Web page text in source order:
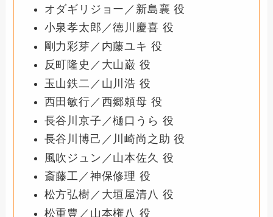
オダギリジョー／新島襄 役
小泉孝太郎／徳川慶喜 役
剛力彩芽／内藤ユキ 役
反町隆史／大山巌 役
玉山鉄二／山川浩 役
西田敏行／西郷頼母 役
長谷川京子／樋口うら 役
長谷川博己／川崎尚之助 役
風吹ジュン／山本佐久 役
斎藤工／神保修理 役
松方弘樹／大垣屋清八 役
松重豊／山本権八 役